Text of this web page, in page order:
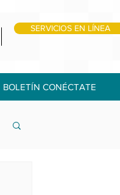
SERVICIOS EN LÍNEA
BOLETÍN CONÉCTATE